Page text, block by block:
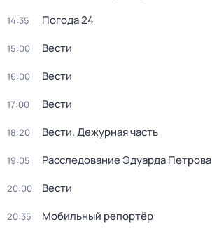
14:35 Погода 24
15:00 Вести
16:00 Вести
17:00 Вести
18:20 Вести. Дежурная часть
19:05 Расследование Эдуарда Петрова
20:00 Вести
20:35 Мобильный репортёр